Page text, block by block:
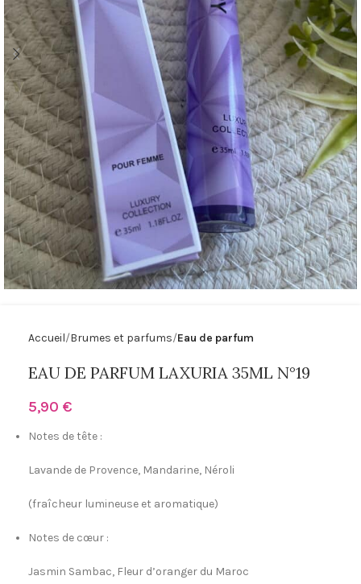
Accueil Brumes et parfums Eau de parfum
EAU DE PARFUM LAXURIA 35ML N°19
5,90 €
Notes de tête :
Lavande de Provence, Mandarine, Néroli
(fraîcheur lumineuse et aromatique)
Notes de cœur :
Jasmin Sambac, Fleur d’oranger du Maroc